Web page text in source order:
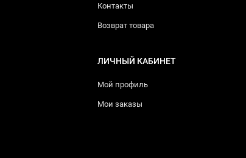
Контакты
Возврат товара
ЛИЧНЫЙ КАБИНЕТ
Мой профиль
Мои заказы